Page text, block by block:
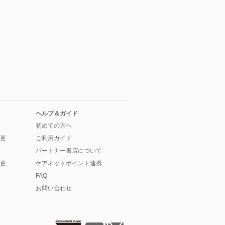
ヘルプ＆ガイド
初めての方へ
ご利用ガイド
パートナー書店について
ケアネットポイント連携
FAQ
お問い合わせ